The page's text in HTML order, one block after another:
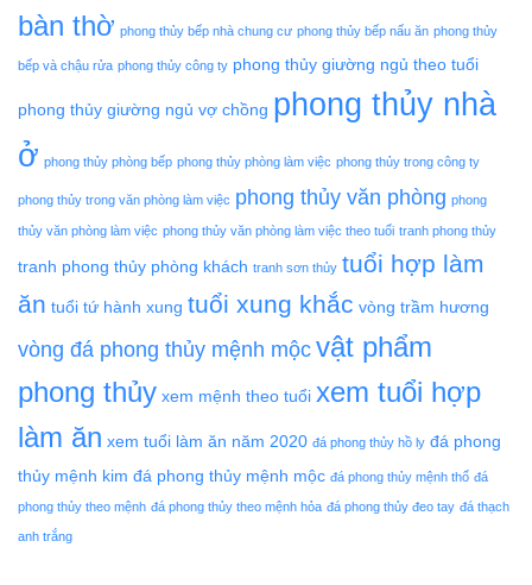
bàn thờ phong thủy bếp nhà chung cư phong thủy bếp nấu ăn phong thủy
bếp và chậu rửa phong thủy công ty phong thủy giường ngủ theo tuổi
phong thủy giường ngủ vợ chồng phong thủy nhà
ở phong thủy phòng bếp phong thủy phòng làm việc phong thủy trong công ty
phong thủy trong văn phòng làm việc phong thủy văn phòng phong
thủy văn phòng làm việc phong thủy văn phòng làm việc theo tuổi tranh phong thủy
tranh phong thủy phòng khách tranh sơn thủy tuổi hợp làm
ăn tuổi tứ hành xung tuổi xung khắc vòng trầm hương
vòng đá phong thủy mệnh mộc vật phẩm
phong thủy xem mệnh theo tuổi xem tuổi hợp
làm ăn xem tuổi làm ăn năm 2020 đá phong thủy hồ ly đá phong
thủy mệnh kim đá phong thủy mệnh mộc đá phong thủy mệnh thổ đá
phong thủy theo mệnh đá phong thủy theo mệnh hỏa đá phong thủy đeo tay đá thạch
anh trắng